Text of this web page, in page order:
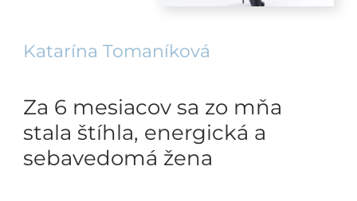
Katarína Tomaníková
Za 6 mesiacov sa zo mňa
stala štíhla, energická a
sebavedomá žena